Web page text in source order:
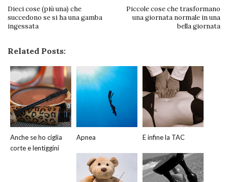
Dieci cose (più una) che
succedono se si ha una gamba
ingessata
Piccole cose che trasformano
una giornata normale in una
bella giornata
Related Posts:
Anche se ho ciglia
corte e lentiggini
Apnea E infine la TAC